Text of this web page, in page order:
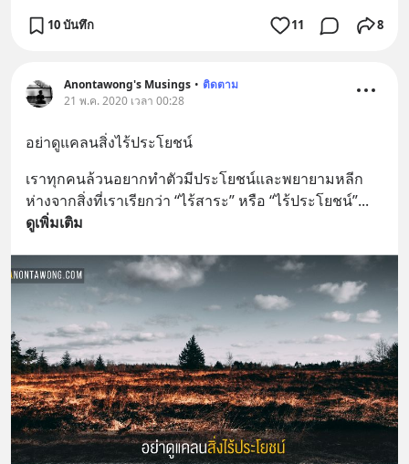
10 บันทึก 11 8
Anontawong's Musings • ติดตาม
21 พ.ค. 2020 เวลา 00:28
อย่าดูแคลนสิ่งไร้ประโยชน์
เราทุกคนล้วนอยากทำตัวมีประโยชน์และพยายามหลีก
ห่างจากสิ่งที่เราเรียกว่า “ไร้สาระ” หรือ “ไร้ประโยชน์”...
ดูเพิ่มเติม